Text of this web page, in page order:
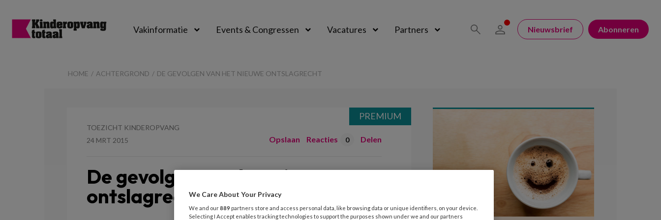
Vakinformatie Events & Congressen Vacatures Partners Nieuwsbrief Abonneren
HOME ACHTERGROND DE GEVOLGEN VAN HET NIEUWE ONTSLAGRECHT
TOEZICHT KINDEROPVANG
24 MRT 2015
Opslaan Reacties 0 Delen
De gevolgen van het nieuwe
ontslagrecht
PREMIUM
We Care About Your Privacy
We and our889 partners store and access personal data, like browsing data or unique identifiers, on your device.
Selecting I Accept enables tracking technologies to support the purposes shown under we and our partners